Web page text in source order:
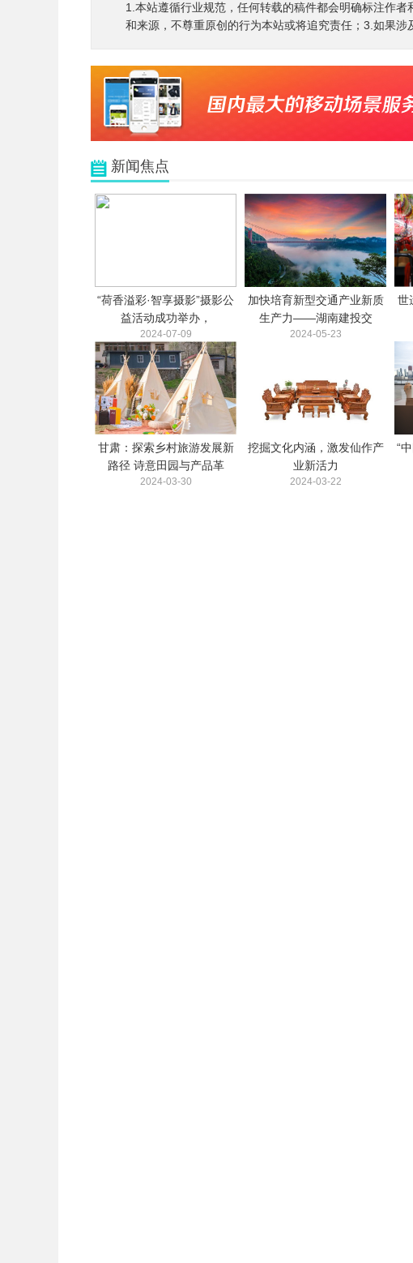
1.本站遵循行业规范，任何转载的稿件都会明确标注作
和来源，不尊重原创的行为本站或将追究责任；3.如果
新闻焦点
“荷香溢彩·智享摄影”摄影公
益活动成功举办，
2024-07-09
加快培育新型交通产业新质
生产力——湖南建投交
2024-05-23
世
甘肃：探索乡村旅游发展新
路径 诗意田园与产品革
2024-03-30
挖掘文化内涵，激发仙作产
业新活力
2024-03-22
“